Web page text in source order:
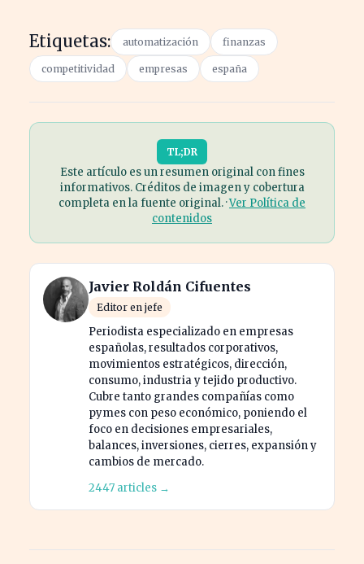
Etiquetas: automatización finanzas
competitividad empresas españa
TL;DR
Este artículo es un resumen original con fines
informativos. Créditos de imagen y cobertura
completa en la fuente original. ·Ver Política de
contenidos
Javier Roldán Cifuentes
Editor en jefe
Periodista especializado en empresas
españolas, resultados corporativos,
movimientos estratégicos, dirección,
consumo, industria y tejido productivo.
Cubre tanto grandes compañías como
pymes con peso económico, poniendo el
foco en decisiones empresariales,
balances, inversiones, cierres, expansión y
cambios de mercado.
2447 articles →